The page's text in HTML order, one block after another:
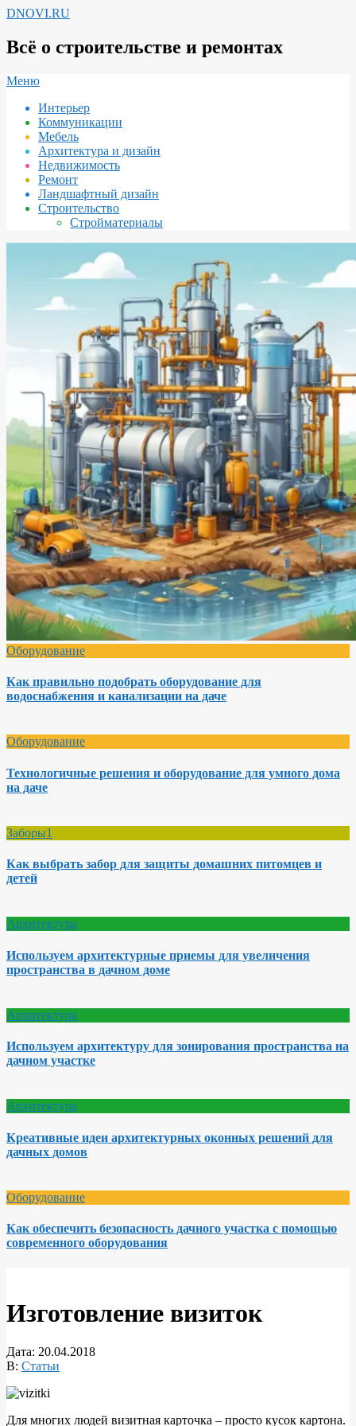
Перейти
содержимому
DNOVI.RU
Всё о строительстве и ремонтах
Вторичное
навигации
Меню
Интерьер
Коммуникации
Мебель
Архитектура и дизайн
Недвижимость
Ремонт
Ландшафтный дизайн
Строительство
Стройматериалы
Оборудование
Как правильно подобрать оборудование для
водоснабжения и канализации на даче
Оборудование
Технологичные решения и оборудование для умного дома
на даче
Заборы1
Как выбрать забор для защиты домашних питомцев и
детей
Архитектура
Используем архитектурные приемы для увеличения
пространства в дачном доме
Архитектура
Используем архитектуру для зонирования пространства на
дачном участке
Архитектура
Креативные идеи архитектурных оконных решений для
дачных домов
Оборудование
Как обеспечить безопасность дачного участка с помощью
современного оборудования
Изготовление визиток
Дата: 20.04.2018
В: Статьи
Для многих людей визитная карточка – просто кусок картона.